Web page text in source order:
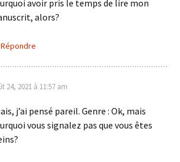
avoir pris le temps de lire mon
alors?
Répondre
24, 2021 à 11:57 am
j’ai pensé pareil. Genre : Ok, mais
vous signalez pas que vous êtes